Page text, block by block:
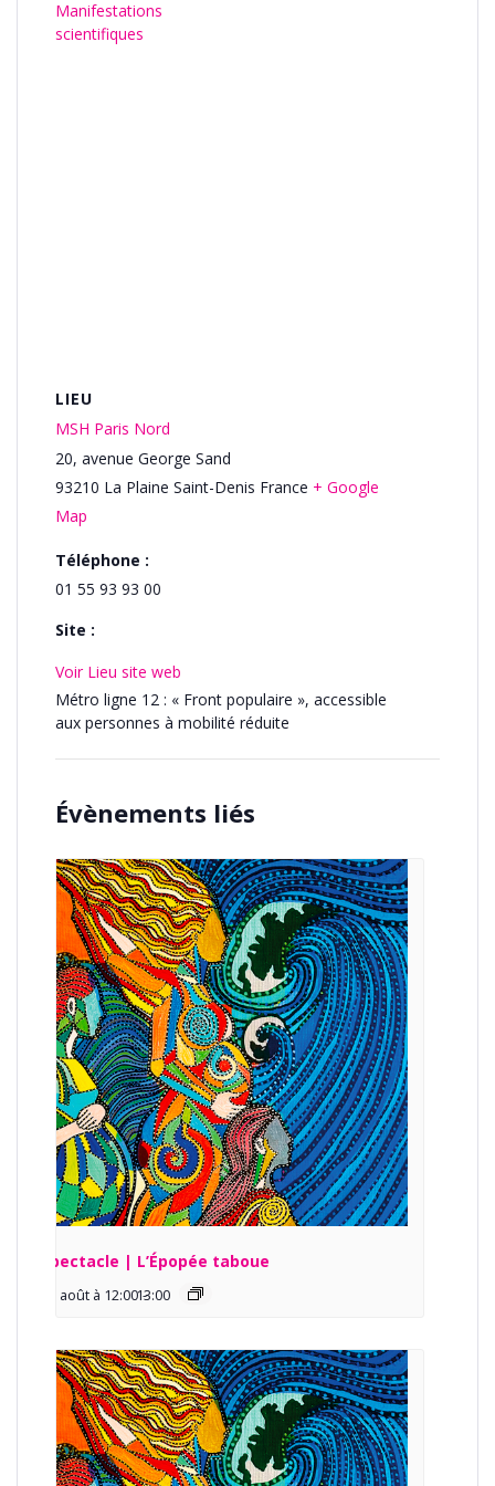
Manifestations
scientifiques
LIEU
MSH Paris Nord
20, avenue George Sand
93210 La Plaine Saint-Denis France + Google
Map
Téléphone :
01 55 93 93 00
Site :
Voir Lieu site web
Métro ligne 12 : « Front populaire », accessible
aux personnes à mobilité réduite
Évènements liés
Spectacle | L’Épopée taboue
13 août à 12:00 -
13:00